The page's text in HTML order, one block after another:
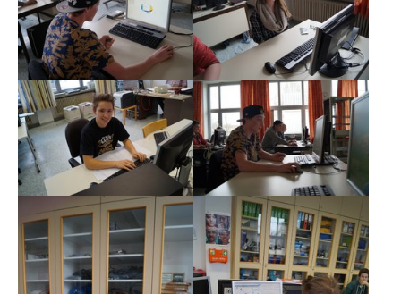
Show larger version Show larger version
Show larger version Show larger version